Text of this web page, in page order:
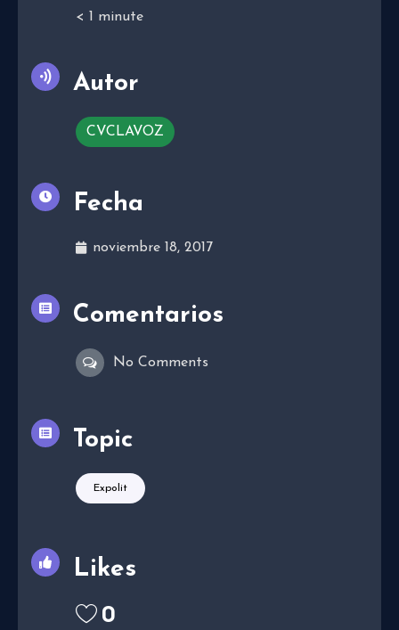
< 1 minute
Autor
CVCLAVOZ
Fecha
noviembre 18, 2017
Comentarios
No Comments
Topic
Expolit
Likes
0